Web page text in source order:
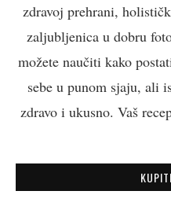
zdravoj prehrani,
zaljubljenica u dobru
možete naučiti kako
sebe u punom sjaju, ali
zdravo i ukusno. Vaš